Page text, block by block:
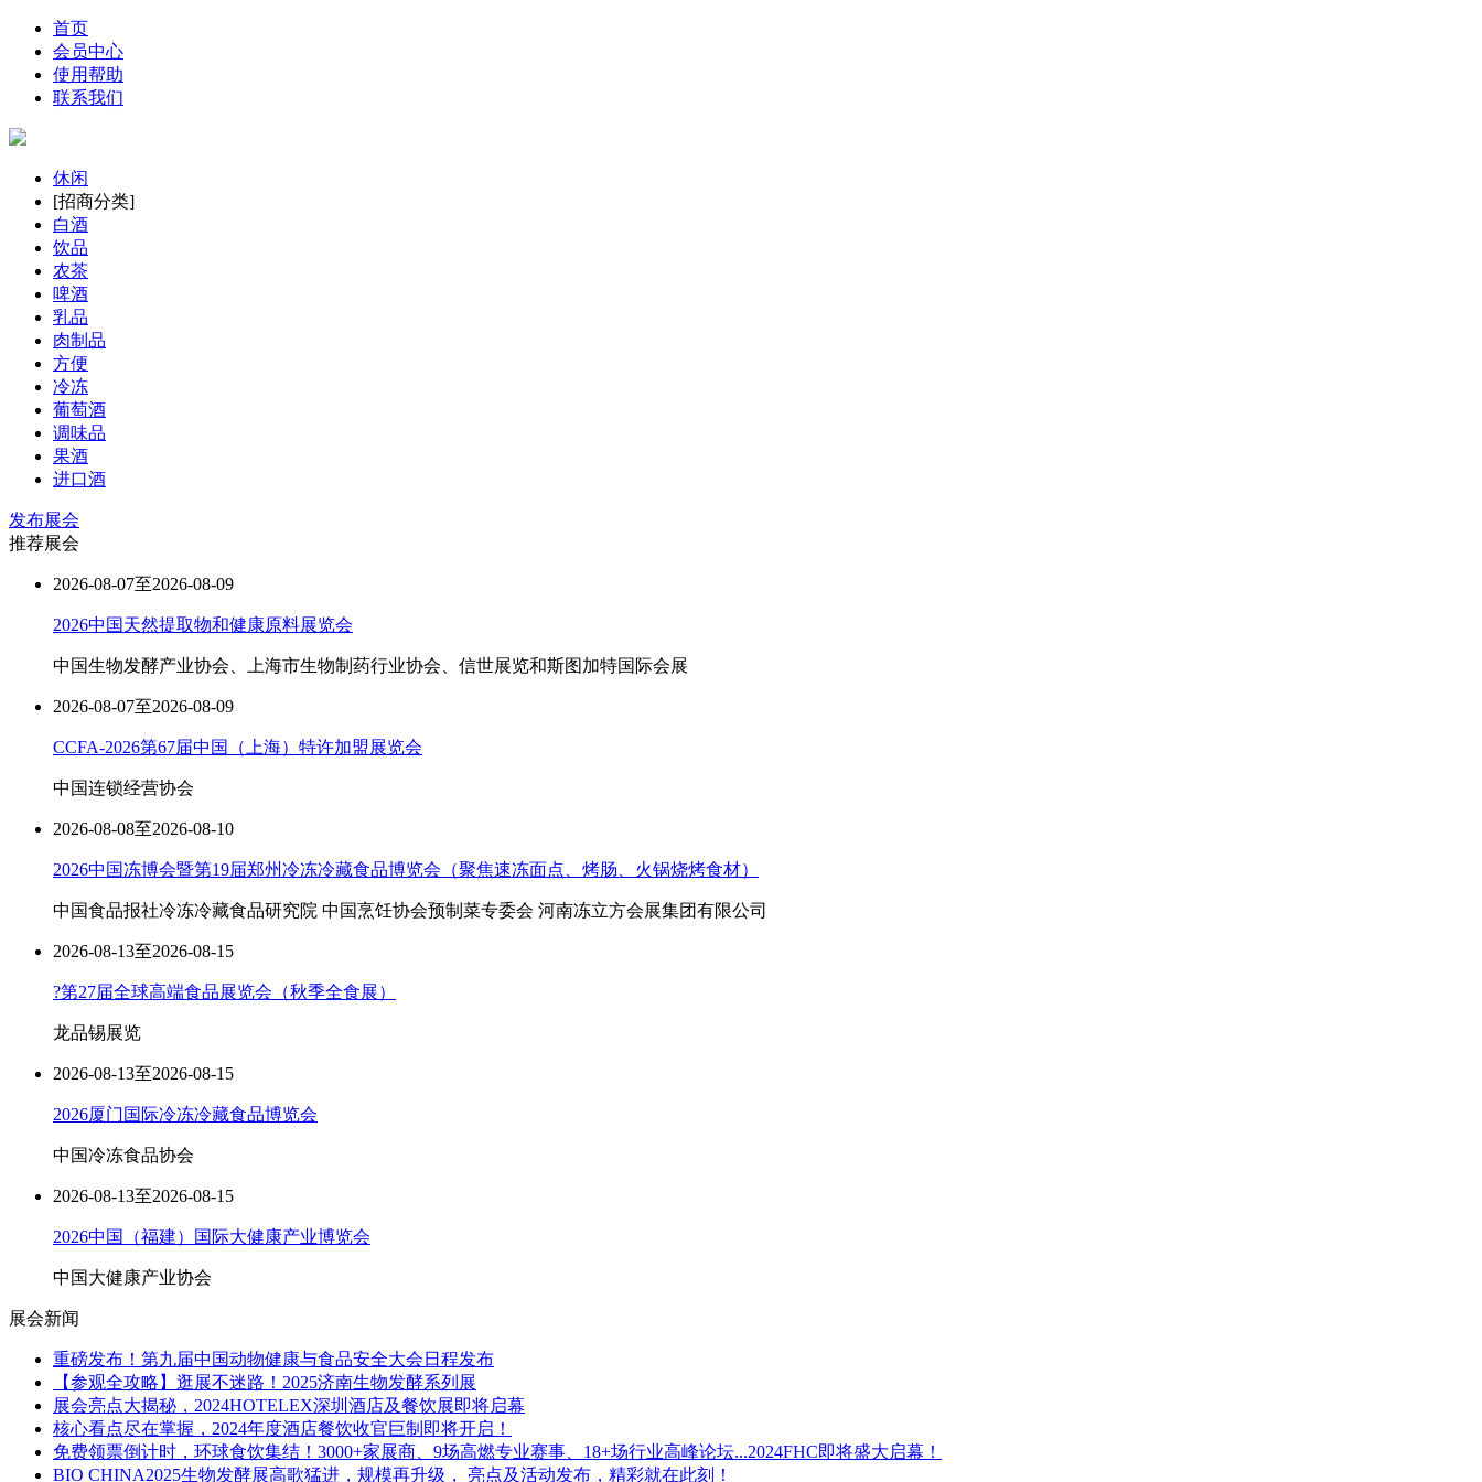
首页
会员中心
使用帮助
联系我们
休闲
[招商分类]
白酒
饮品
农茶
啤酒
乳品
肉制品
方便
冷冻
葡萄酒
调味品
果酒
进口酒
发布展会
推荐展会
2026-08-07至2026-08-09
2026中国天然提取物和健康原料展览会
中国生物发酵产业协会、上海市生物制药行业协会、信世展览和斯图加特国际会展
2026-08-07至2026-08-09
CCFA-2026第67届中国（上海）特许加盟展览会
中国连锁经营协会
2026-08-08至2026-08-10
2026中国冻博会暨第19届郑州冷冻冷藏食品博览会（聚焦速冻面点、烤肠、火锅烧烤食材）
中国食品报社冷冻冷藏食品研究院 中国烹饪协会预制菜专委会 河南冻立方会展集团有限公司
2026-08-13至2026-08-15
?第27届全球高端食品展览会（秋季全食展）
龙品锡展览
2026-08-13至2026-08-15
2026厦门国际冷冻冷藏食品博览会
中国冷冻食品协会
2026-08-13至2026-08-15
2026中国（福建）国际大健康产业博览会
中国大健康产业协会
展会新闻
重磅发布！第九届中国动物健康与食品安全大会日程发布
【参观全攻略】逛展不迷路！2025济南生物发酵系列展
展会亮点大揭秘，2024HOTELEX深圳酒店及餐饮展即将启幕
核心看点尽在掌握，2024年度酒店餐饮收官巨制即将开启！
免费领票倒计时，环球食饮集结！3000+家展商、9场高燃专业赛事、18+场行业高峰论坛...2024FHC即将盛大启幕！
BIO CHINA2025生物发酵展高歌猛进，规模再升级， 亮点及活动发布，精彩就在此刻！